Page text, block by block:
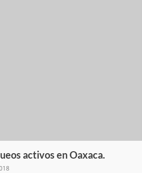
activos en Oaxaca.